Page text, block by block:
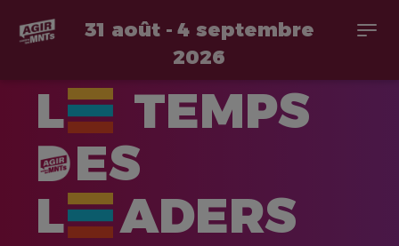
contenu
31 août - 4 septembre
2026
L
TEMPS
ES
L
ADERS